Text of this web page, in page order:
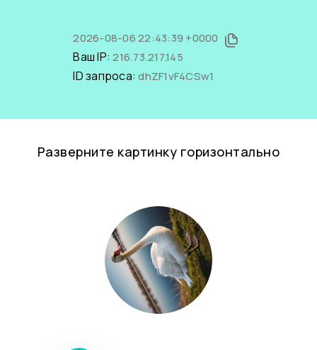
2026-08-06 22:43:39 +0000
Ваш IP:216.73.217.145
ID запроса:dhZF1vF4CSw1
Разверните картинку горизонтально